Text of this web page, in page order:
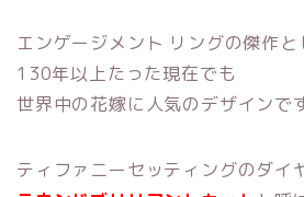
エンゲージメント リングの傑作と
130年以上たった現在でも
世界中の花嫁に人気のデザインで
ティファニーセッティングのダイ